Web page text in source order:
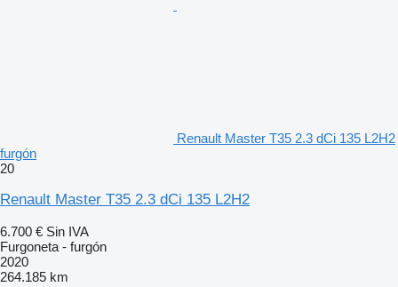
Renault Master T35 2.3 dCi 135 L2H2
furgón
20
Renault Master T35 2.3 dCi 135 L2H2
6.700 € Sin IVA
Furgoneta - furgón
2020
264.185 km